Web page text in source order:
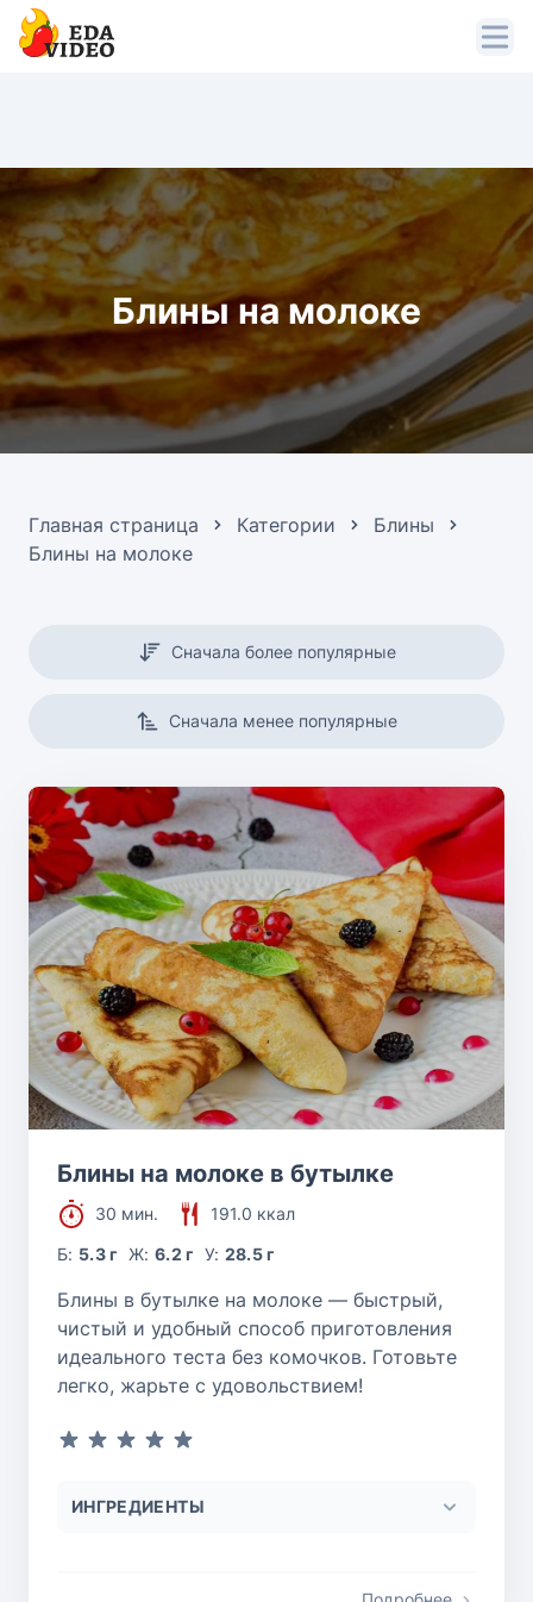
Блины на молоке
Главная страница Категории
Блины
Блины на молоке
Сначала более популярные
Сначала менее популярные
Блины на молоке в бутылке
30 мин.
191.0 ккал
Б: 5.3 г Ж: 6.2 г У: 28.5 г
Блины в бутылке на молоке — быстрый,
чистый и удобный способ приготовления
идеального теста без комочков. Готовьте
легко, жарьте с удовольствием!
ИНГРЕДИЕНТЫ